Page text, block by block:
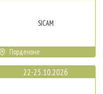
SICAM
Порденоне
22-25.10.2026